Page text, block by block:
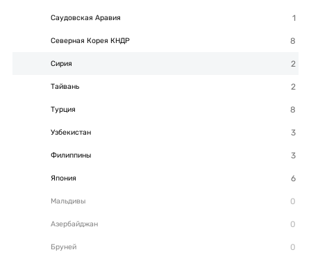
Саудовская Аравия
Северная Корея КНДР
Сирия
Тайвань
Турция
Узбекистан
Филиппины
Япония
Мальдивы
Азербайджан
Бруней